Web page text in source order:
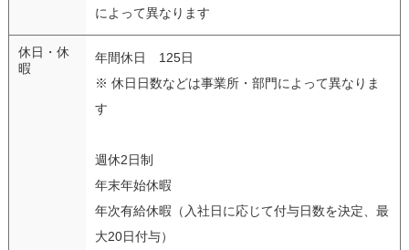
によって異なります
休日・休
暇
年間休日 125日
※ 休日日数などは事業所・部門によって異なりま
す
週休2日制
年末年始休暇
年次有給休暇（入社日に応じて付与日数を決定、最
大20日付与）